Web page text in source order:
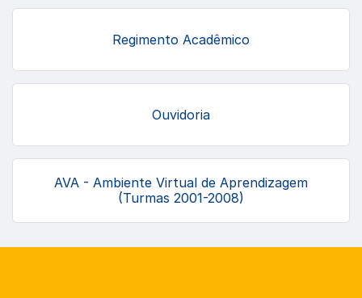
Regimento Acadêmico
Ouvidoria
AVA - Ambiente Virtual de Aprendizagem
(Turmas 2001-2008)